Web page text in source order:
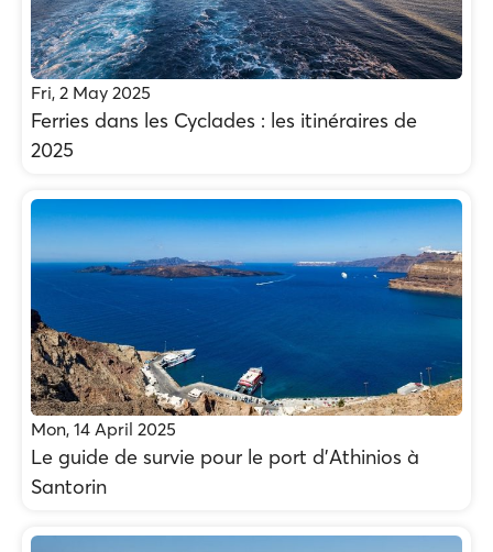
Fri, 2 May 2025
Ferries dans les Cyclades : les itinéraires de
2025
Mon, 14 April 2025
Le guide de survie pour le port d'Athinios à
Santorin